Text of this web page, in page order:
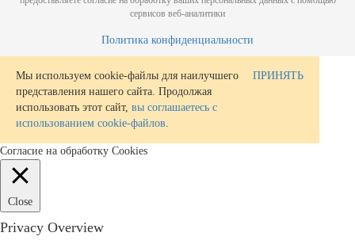
сервисов веб-аналитики
Политика конфиденциальности
Мы используем cookie-файлы для наилучшего
представления нашего сайта. Продолжая
использовать этот сайт, вы соглашаетесь с
использованием cookie-файлов.
ПРИНЯТЬ
Согласие на обработку Cookies
Close
Privacy Overview